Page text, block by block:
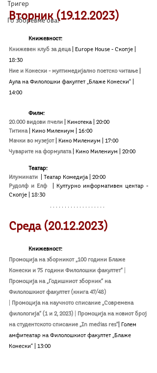
Тригер
Го зборевме ова?
Вторник (19.12.2023)
Книжевност:
Книжевен клуб за деца
| Europe House - Скопје |
18:30
Ние и Конески - мултимедијално поетско читање
Аула на Филолошки факултет „Блаже Конески“ |
14:00
20.000 видови пчели
| Кинотека
| 20:00
Титина
| Кино Милениум
| 16:00
Мачки во музејот
| Кино Милениум
| 17:00
Чуварите на формулата
| Кино Милениум | 20:00
Театар:
Илуминати
Театар Комедија | 20:00
Рудолф и Елф
| Културно информативен центар -
Скопје | 18:30
Среда (20.12.2023)
Книжевност:
Промоција на зборникот „100 години Блаже
Конески и 75 години Филолошки факултет“
Промоција на „Годишниот зборник“ на
Филолошкиот факултет (книга 47/48)
Промоција на научното списание „Современа
филологија“ (1 и 2, 2023)
Промоција на новиот број
на студентското списание „In medias res“ | Голем
амфитеатар на Филолошкиот факултет „Блаже
Конески“ | 13:00